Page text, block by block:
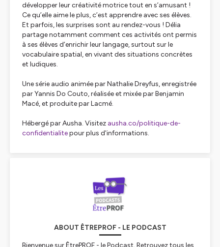
développer leur créativité motrice tout en s’amusant !
Ce qu’elle aime le plus, c’est apprendre avec ses élèves.
Et parfois, les surprises sont au rendez-vous ! Délia
partage notamment comment ces activités ont permis
à ses élèves d’enrichir leur langage, surtout sur le
vocabulaire spatial, en vivant des situations concrètes
et ludiques.
Une série audio animée par Nathalie Dreyfus, enregistrée
par Yannis Do Couto, réalisée et mixée par Benjamin
Macé, et produite par Lacmé.
Hébergé par Ausha. Visitez ausha.co/politique-de-
confidentialitepour plus d'informations.
ABOUT ÊTREPROF - LE PODCAST
Bienvenue sur ÊtrePROF - le Podcast. Retrouvez tous les